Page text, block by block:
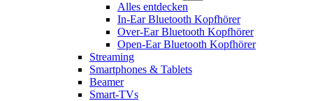
Alles entdecken
In-Ear Bluetooth Kopfhörer
Over-Ear Bluetooth Kopfhörer
Open-Ear Bluetooth Kopfhörer
Streaming
Smartphones & Tablets
Beamer
Smart-TVs